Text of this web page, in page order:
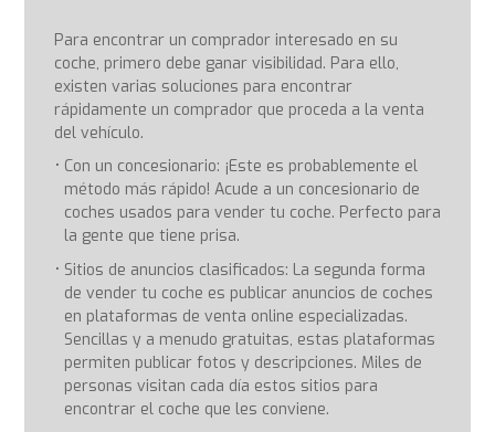
Para encontrar un comprador interesado en su
coche, primero debe ganar visibilidad. Para ello,
existen varias soluciones para encontrar
rápidamente un comprador que proceda a la venta
del vehículo.
Con un concesionario: ¡Este es probablemente el
método más rápido! Acude a un concesionario de
coches usados para vender tu coche. Perfecto para
la gente que tiene prisa.
Sitios de anuncios clasificados: La segunda forma
de vender tu coche es publicar anuncios de coches
en plataformas de venta online especializadas.
Sencillas y a menudo gratuitas, estas plataformas
permiten publicar fotos y descripciones. Miles de
personas visitan cada día estos sitios para
encontrar el coche que les conviene.